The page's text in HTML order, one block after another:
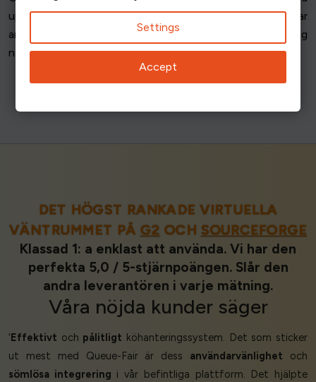
upp mobilsidor. En sömlös mobilupplevelse främjar
användarnöjdheten. Genom att prioritera mobiloptimering
når du ut till en bredare målgrupp på ett effektivt sätt.
DET HÖGST RANKADE VIRTUELLA
VÄNTRUMMET PÅG2 OCH SOURCEFORGE
Klassad 1: a enklast att använda. Vi har den
perfekta 5,0 / 5-stjärnpoängen. Slår den
andra leverantören i varje mätning.
Våra nöjda kunder säger
‘ Effektivt och pålitligt köhanteringssystem. Det som sticker
ut mest med Queue-Fair är dess användarvänlighet och
sömlösa integrering i vår befintliga plattform. Det hjälpte
Settings
Accept